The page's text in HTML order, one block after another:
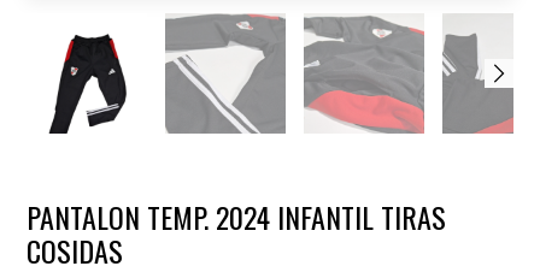
PANTALON TEMP. 2024 INFANTIL TIRAS
COSIDAS